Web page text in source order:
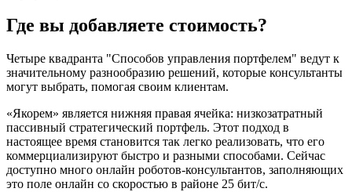
Где вы добавляете стоимость?
Четыре квадранта "Способов управления портфелем" ведут к
значительному разнообразию решений, которые консультанты
могут выбрать, помогая своим клиентам.
«Якорем» является нижняя правая ячейка: низкозатратный
пассивный стратегический портфель. Этот подход в
настоящее время становится так легко реализовать, что его
коммерциализируют быстро и разными способами. Сейчас
доступно много онлайн роботов-консультантов, заполняющих
это поле онлайн со скоростью в районе 25 бит/с.